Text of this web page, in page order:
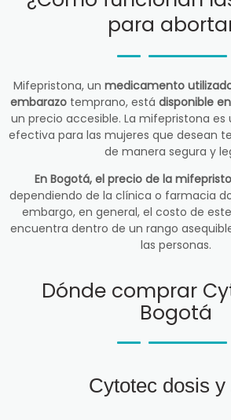
para
Mifepristona, un medicamento
embarazotemprano, está disponible
un precio accesible. La mifepristona es
efectiva para las mujeres que desean
de manera segura y
En Bogotá, el precio de la
dependiendo de la clínica o farmacia
embargo, en general, el costo de
encuentra dentro de un rango
las personas.
Dónde comprar
Bogotá
Cytotec dosis y